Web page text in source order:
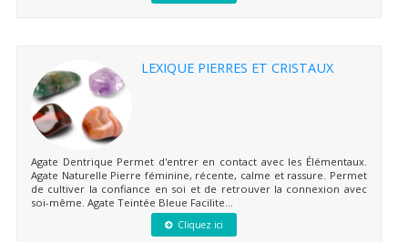
LEXIQUE PIERRES ET CRISTAUX
Agate Dentrique Permet d'entrer en contact avec les Élémentaux.
Agate Naturelle Pierre féminine, récente, calme et rassure. Permet
de cultiver la confiance en soi et de retrouver la connexion avec
soi-même. Agate Teintée Bleue Facilite...
Cliquez ici